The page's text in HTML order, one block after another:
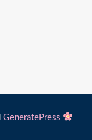
GeneratePress